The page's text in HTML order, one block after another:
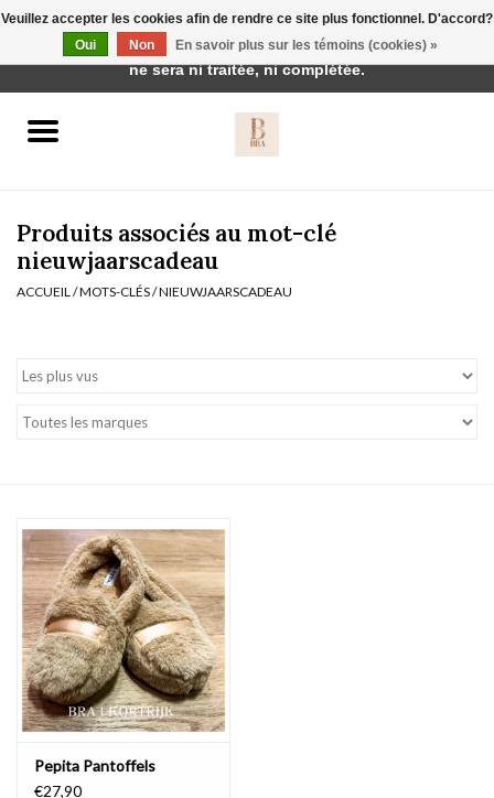
vêtements de nuit
Homewear
Lingerie-accessoires
Cartes-cadeaux
Produits associés au mot-clé
nieuwjaarscadeau
ACCUEIL /MOTS-CLÉS/NIEUWJAARSCADEAU
Pepita Pantoffels
€27,90
Veuillez accepter les cookies afin de rendre ce site plus fonctionnel. D'accord?
Oui
Non En savoir plus sur les témoins (cookies) »
Cette boutique est en construction. Toute commande passée
ne sera ni traitée, ni complétée.